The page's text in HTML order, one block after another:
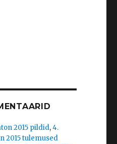
2015 pildid,4.
2015 tulemused